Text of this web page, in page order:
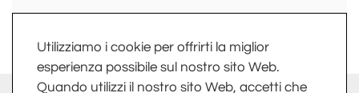
Utilizziamo i cookie per offrirti la miglior
esperienza possibile sul nostro sito Web.
Quando utilizzi il nostro sito Web, accetti che
info@fkv.it - Extranet